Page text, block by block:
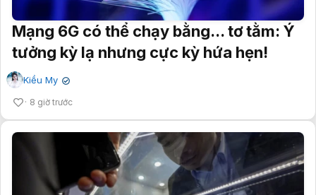
Mạng 6G có thể chạy bằng... tơ tằm: Ý
tưởng kỳ lạ nhưng cực kỳ hứa hẹn!
Kiều My ✔
8 giờ trước